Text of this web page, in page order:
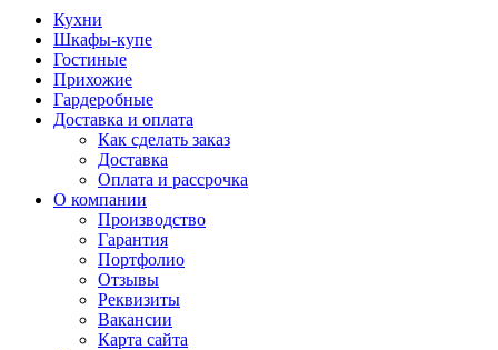
Кухни
Шкафы-купе
Гостиные
Прихожие
Гардеробные
Доставка и оплата
Как сделать заказ
Доставка
Оплата и рассрочка
О компании
Производство
Гарантия
Портфолио
Отзывы
Реквизиты
Вакансии
Карта сайта